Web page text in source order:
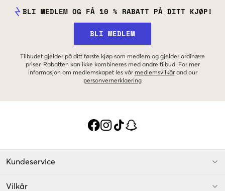
BLI MEDLEM OG FÅ 10 % RABATT PÅ DITT KJØP!
BLI MEDLEM
Tilbudet gjelder på ditt første kjøp som medlem og gjelder ordinære
priser. Rabatten kan ikke kombineres med andre tilbud. For mer
informasjon om medlemskapet les vår medlemsvilkår and our
personvernerklaering
Kundeservice
Vilkår